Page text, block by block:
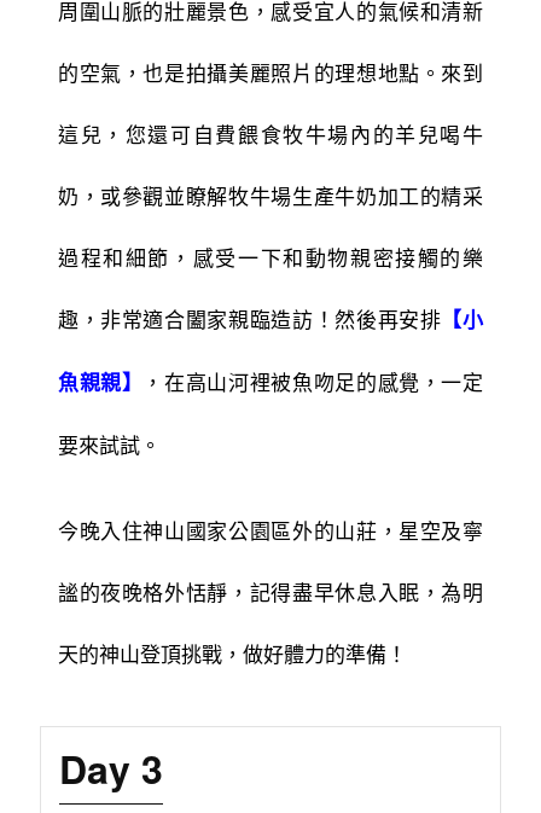
周圍山脈的壯麗景色，感受宜人的氣候和清新
的空氣，也是拍攝美麗照片的理想地點。來到
這兒，您還可自費餵食牧牛場內的羊兒喝牛
奶，或參觀並瞭解牧牛場生產牛奶加工的精采
過程和細節，感受一下和動物親密接觸的樂
趣，非常適合闔家親臨造訪！然後再安排 【小
魚親親】 ，在高山河裡被魚吻足的感覺，一定
要來試試。
今晚入住神山國家公園區外的山莊，星空及寧
謐的夜晚格外恬靜，記得盡早休息入眠，為明
天的神山登頂挑戰，做好體力的準備！
Day 3